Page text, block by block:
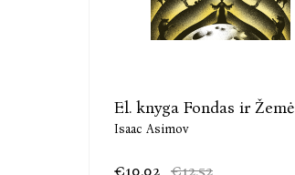
El. knyga Fondas ir Žemė
Isaac Asimov
€10,02 €12,52